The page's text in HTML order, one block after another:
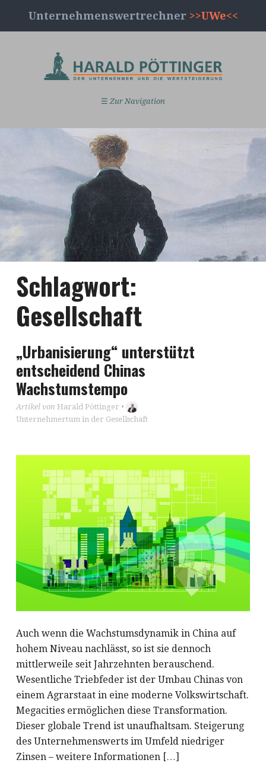
Unternehmenswertrechner >>UWe<<
☰ Zur Navigation
Schlagwort:
Gesellschaft
„Urbanisierung“ unterstützt
entscheidend Chinas
Wachstumstempo
Artikel von Harald Pöttinger •
Unternehmertum in der Gesellschaft
Auch wenn die Wachstumsdynamik in China auf
hohem Niveau nachlässt, so ist sie dennoch
mittlerweile seit Jahrzehnten berauschend.
Wesentliche Triebfeder ist der Umbau Chinas von
einem Agrarstaat in eine moderne Volkswirtschaft.
Megacities ermöglichen diese Transformation.
Dieser globale Trend ist unaufhaltsam. Steigerung
des Unternehmenswerts im Umfeld niedriger
Zinsen – weitere Informationen […]